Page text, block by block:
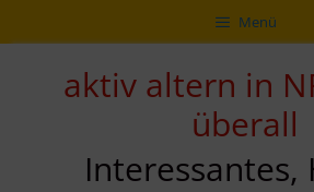
Inhalt
zur
Navigation
Inhalt
Menü
aktiv altern in
überall
Interessantes,